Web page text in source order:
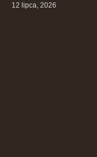
12 lipca, 2026